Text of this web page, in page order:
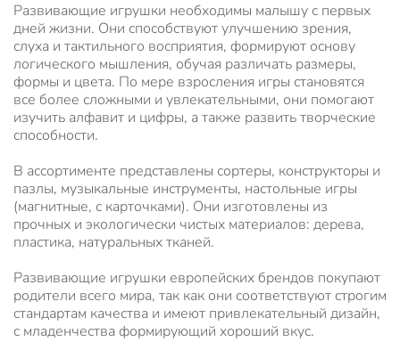
Развивающие игрушки необходимы малышу с первых
дней жизни. Они способствуют улучшению зрения,
слуха и тактильного восприятия, формируют основу
логического мышления, обучая различать размеры,
формы и цвета. По мере взросления игры становятся
все более сложными и увлекательными, они помогают
изучить алфавит и цифры, а также развить творческие
способности.
В ассортименте представлены сортеры, конструкторы и
пазлы, музыкальные инструменты, настольные игры
(магнитные, с карточками). Они изготовлены из
прочных и экологически чистых материалов: дерева,
пластика, натуральных тканей.
Развивающие игрушки европейских брендов покупают
родители всего мира, так как они соответствуют строгим
стандартам качества и имеют привлекательный дизайн,
с младенчества формирующий хороший вкус.